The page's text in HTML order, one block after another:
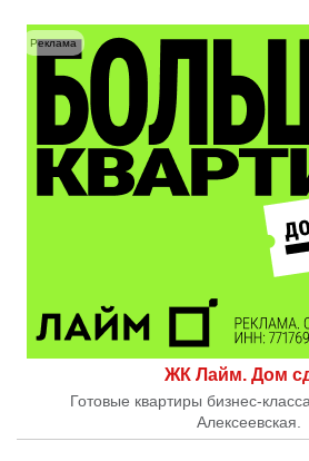
ЖК Лайм. Дом
Готовые квартиры бизнес-
Алексеевская.
Реклама